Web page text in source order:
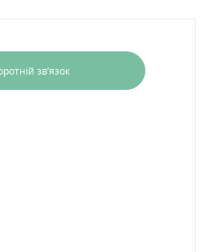
зв’язок